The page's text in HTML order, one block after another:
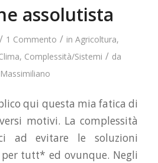
assolutista
/ 1 Commento / inAgricoltura,
, Complessità/Sistemi / da
Massimiliano
qui questa mia fatica di
motivi. La complessità
ad evitare le soluzioni
tutt* ed ovunque. Negli